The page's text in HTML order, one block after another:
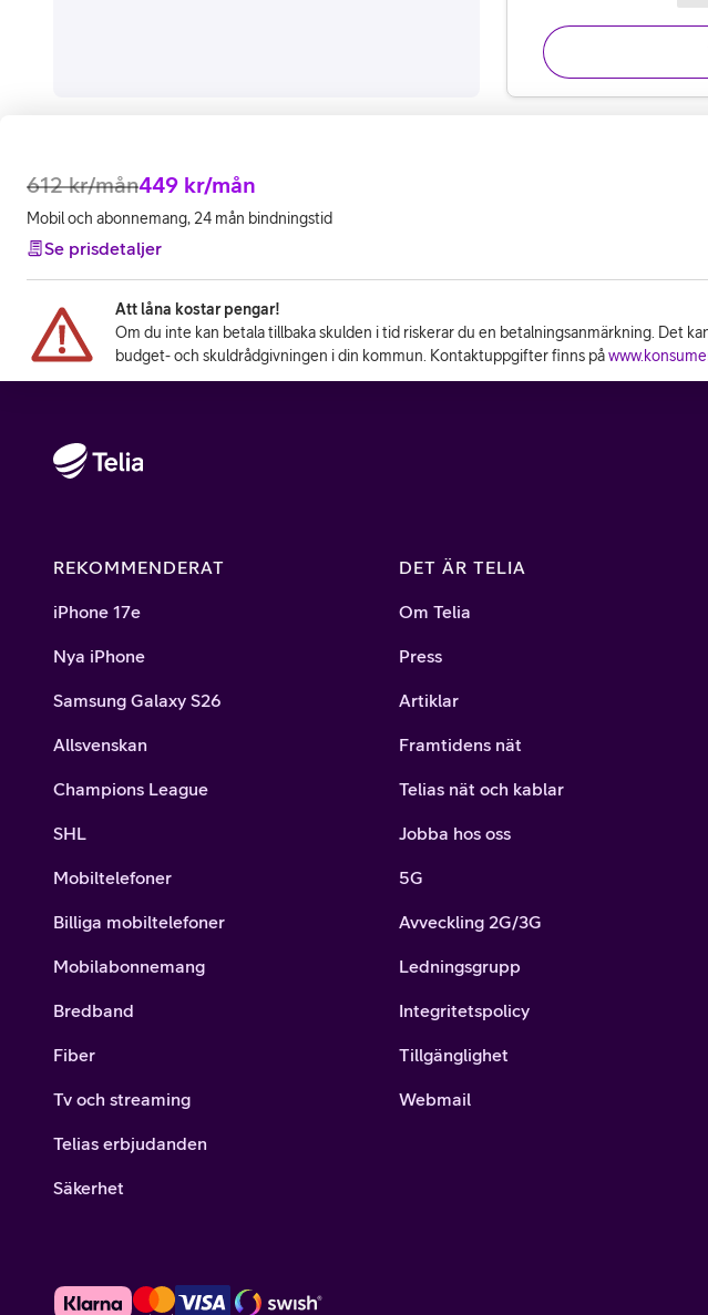
612 kr/mån449 kr/mån
Mobil och abonnemang, 24 mån bindningstid
Se prisdetaljer
Att låna kostar pengar!
Om du inte kan betala tillbaka skulden i tid riskerar du en betalningsanmärkning. Det
budget- och skuldrådgivningen i din kommun. Kontaktuppgifter finns på
REKOMMENDERAT
iPhone 17e
Nya iPhone
Samsung Galaxy S26
Allsvenskan
Champions League
SHL
Mobiltelefoner
Billiga mobiltelefoner
Mobilabonnemang
Bredband
Fiber
Tv och streaming
Telias erbjudanden
Säkerhet
DET ÄR TELIA
Om Telia
Press
Artiklar
Framtidens nät
Telias nät och kablar
Jobba hos oss
5G
Avveckling 2G/3G
Ledningsgrupp
Integritetspolicy
Tillgänglighet
Webmail